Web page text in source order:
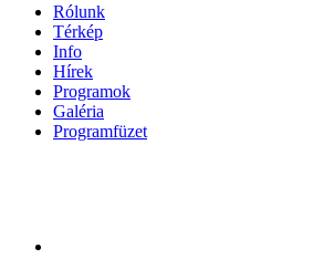
Rólunk
Térkép
Info
Hírek
Programok
Galéria
Programfüzet